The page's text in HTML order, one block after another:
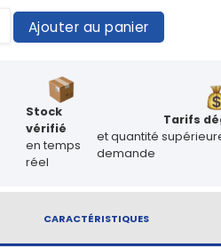
Ajouter au panier
Stock
vérifié
en temps
réel
Tarifs
et quantité
demande
CARACTÉRISTIQUES